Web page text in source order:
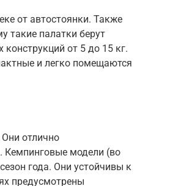
от автостоянки. Также
такие палатки берут
от 5 до 15 кг.
и легко помещаются
отлично
Кемпинговые модели (во
года. Они устойчивы к
предусмотрены